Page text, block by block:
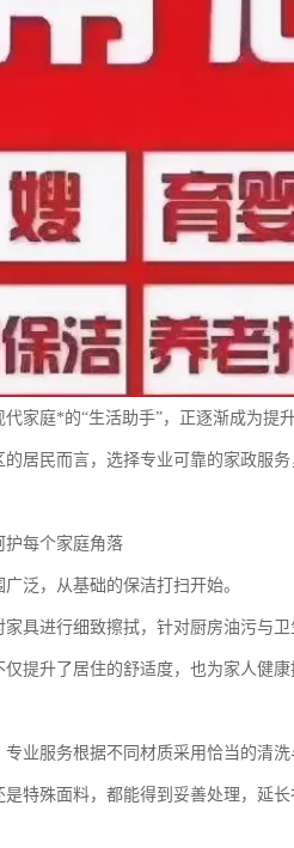
家庭*的“生活助手”，正逐渐成为提
居民而言，选择专业可靠的家政服
护每个家庭角落
泛，从基础的保洁打扫开始。
具进行细致擦拭，针对厨房油污与
提升了居住的舒适度，也为家人健康
业服务根据不同材质采用恰当的清洗
特殊面料，都能得到妥善处理，延长